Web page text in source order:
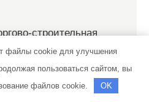
строительная
файлы cookie для улучшения
пользоваться сайтом, вы
файлов cookie.
OK